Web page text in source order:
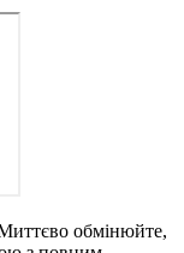
обмінюйте,